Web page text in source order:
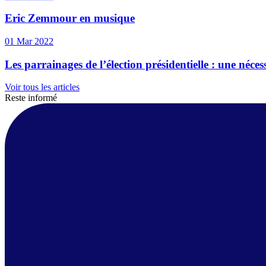
Eric Zemmour en musique
01 Mar 2022
Les parrainages de l’élection présidentielle : une
Voir tous les articles
Reste informé